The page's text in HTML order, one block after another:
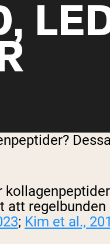
att
; Kim et al.,